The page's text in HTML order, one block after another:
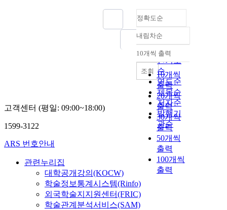
정확도순
정확도
순
인기도
순
연도순
제목순
저자순
발행기
관순
내림차순
내림차순
10개씩 출력
10개씩
출력
20개씩
출력
30개씩
출력
50개씩
출력
100개씩
출력
조회
고객센터 (평일: 09:00~18:00)
1599-3122
ARS 번호안내
관련누리집
대학공개강의(KOCW)
학술정보통계시스템(Rinfo)
외국학술지지원센터(FRIC)
학술관계분석서비스(SAM)